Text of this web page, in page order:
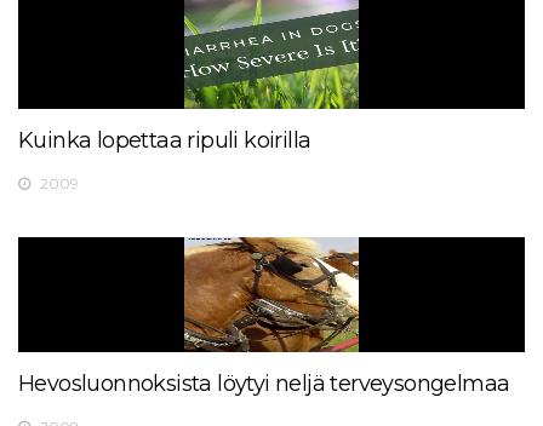
Kuinka lopettaa ripuli koirilla
2009
Hevosluonnoksista löytyi neljä terveysongelmaa